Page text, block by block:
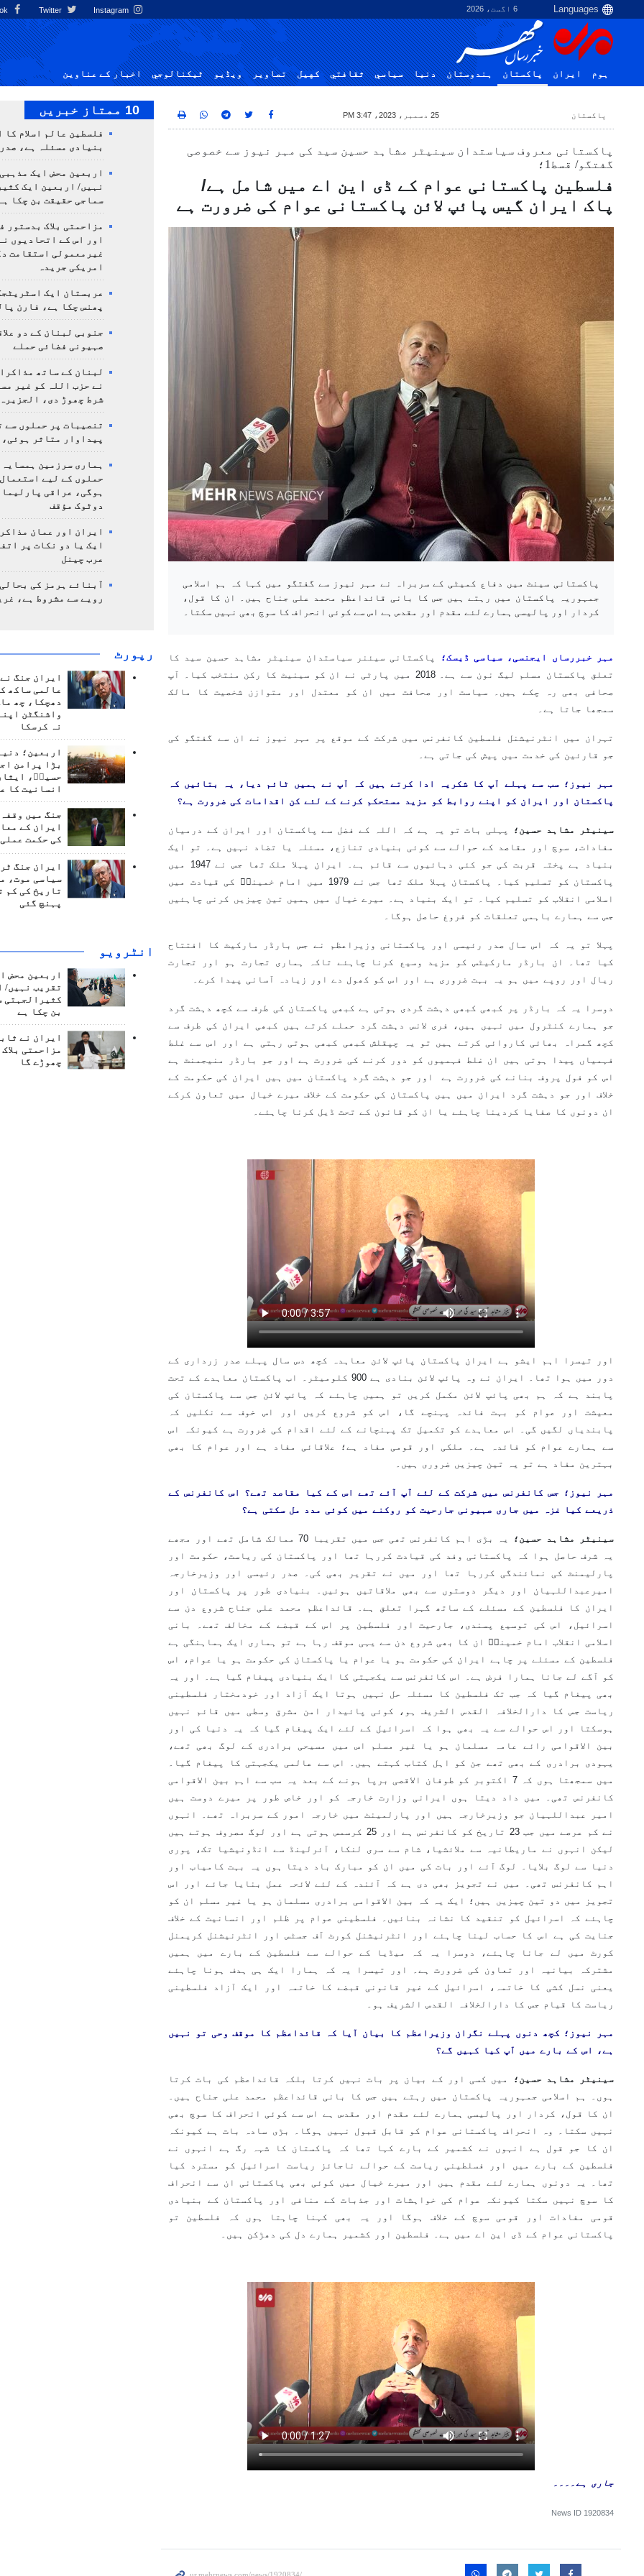
6 اگست، 2026 Instagram
ہوم ایران پاکستان ہندوستان دنیا سياسي ثقافتي کهيل تصاوير ویڈیو ٹيكنالوجي اخبار کے عناوین
پاکستان 25 دسمبر، 2023، 3:47 PM
پاکستانی معروف سیاستدان سینیٹر مشاہد حسین سید کی مہر نیوز سے خصوصی
گفتگو/ قسط1؛
فلسطین پاکستانی عوام کے ڈی این اے میں شامل ہے/
پاک ایران گیس پائپ لائن پاکستانی عوام کی ضرورت ہے
پاکستانی سینٹ میں دفاع کمیٹی کے سربراہ نے مہر نیوز سے گفتگو میں کہا کہ ہم اسلامی
جمہوریہ پاکستان میں رہتے ہیں جس کا بانی قائداعظم محمد علی جناح ہیں۔ ان کا قول،
کردار اور پالیسی ہمارے لئے مقدم اور مقدس ہے اس سے کوئی انحراف کا سوچ بھی نہیں سکتا۔
مہر خبررساں ایجنسی، سیاسی ڈیسک؛
پاکستانی سیئنر سیاستدان سینیٹر مشاہد حسین سید کا
تعلق پاکستان مسلم لیگ نون سے ہے۔ 2018 میں پارٹی نے ان کو سینیٹ کا رکن منتخب کیا۔ آپ
صحافی بھی رہ چکے ہیں۔ سیاست اور صحافت میں ان کو معتدل اور متوازن شخصیت کا مالک
سمجھا جاتا ہے۔
تہران میں انٹرنیشنل فلسطین کانفرنس میں شرکت کے موقع پر مہر نیوز نے ان سے گفتگو کی
جو قارئین کی خدمت میں پیش کی جاتی ہے۔
مہر نیوز؛ سب سے پہلے آپ کا شکریہ ادا کرتے ہیں کہ آپ نے ہمیں ٹائم دیا، یہ بتائیں کہ
پاکستان اور ایران کو اپنے روابط کو مزید مستحکم کرنے کے لئے کن اقدامات کی ضرورت ہے؟
سینیٹر مشاہد حسین؛
پہلی بات تو یہ ہے کہ اللہ کے فضل سے پاکستان اور ایران کے درمیان
مفادات، سوچ اور مقاصد کے حوالے سے کوئی بنیادی تنازع، مسئلہ یا تضاد نہیں ہے۔ تو ایک
بنیاد ہے پختہ قربت کی جو کئی دہائیوں سے قائم ہے۔ ایران پہلا ملک تھا جس نے 1947 میں
پاکستان کو تسلیم کیا۔ پاکستان پہلا ملک تھا جس نے 1979 میں امام خمینیؒ کی قیادت میں
اسلامی انقلاب کو تسلیم کیا۔ تو ایک بنیاد ہے۔ میرے خیال میں ہمیں تین چیزیں کرنی چاہئیں
جس سے ہمارے باہمی تعلقات کو فروغ حاصل ہوگا۔
پہلا تو یہ کہ اس سال صدر رئیسی اور پاکستانی وزیراعظم نے جس بارڈر مارکیٹ کا افتتاح
کیا تھا۔ ان بارڈر مارکیٹس کو مزید وسیع کرنا چاہئے تاکہ ہماری تجارت ہو اور تجارت
ریال اور روپے میں ہو یہ بہت ضروری ہے اور اس کو کھول دے اور زیادہ آسانی پیدا کرے۔
دوسرا یہ کہ بارڈر پر کبھی کبھی دہشت گردی ہوتی ہے کبھی پاکستان کی طرف سے کچھ دہشت گرد
جو ہمارے کنٹرول میں نہیں ہیں، فری لانس دہشت گرد حملے کرتے ہیں کبھی ایران کی طرف سے
کچھ گمراہ بھائی کاروائی کرتے ہیں تو یہ چپقلش کبھی کبھی ہوتی رہتی ہے اور اس سے غلط
فہمیاں پیدا ہوتی ہیں ان غلط فہمیوں کو دور کرنے کی ضرورت ہے اور جو بارڈر منیجمنٹ ہے
اس کو فول پروف بنانے کی ضرورت ہے اور جو دہشت گرد پاکستان میں ہیں ایران کی حکومت کے
خلاف اور جو دہشت گرد ایران میں ہیں پاکستان کی حکومت کے خلاف میرے خیال میں تعاون کرکے
ان دونوں کا صفایا کردینا چاہئے یا ان کو قانون کے تحت ڈیل کرنا چاہئے۔
اور تیسرا اہم ایشو ہے ایران پاکستان پائپ لائن معاہدہ کچھ دس سال پہلے صدر زرداری کے
دور میں ہوا تھا۔ ایران نے وہ پائپ لائن بنادی ہے 900 کلومیٹر۔ اب پاکستان معاہدے کے تحت
پابند ہے کہ ہم بھی پائپ لائن مکمل کریں تو ہمیں چاہئے کہ پائپ لائن جس سے پاکستان کی
معیشت اور عوام کو بہت فائدہ پہنچے گا، اس کو شروع کریں اور اس خوف سے نکلیں کہ
پابندیاں لگیں گی۔ اس معاہدے کو تکمیل تک پہنچانے کے لئے اقدام کی ضرورت ہے کیونکہ اس
سے ہمارے عوام کو فائدہ ہے۔ ملکی اور قومی مفاد ہے؛ علاقائی مفاد ہے اور عوام کا بھی
بہترین مفاد ہے تو یہ تین چیزیں ضروری ہیں۔
مہر نیوز؛ جس کانفرنس میں شرکت کے لئے آپ آئے تھے اس کے کیا مقاصد تھے؟ اس کانفرنس کے
ذریعے کیا غزہ میں جاری صہیونی جارحیت کو روکنے میں کوئی مدد مل سکتی ہے؟
سینیٹر مشاہد حسین؛
یہ بڑی اہم کانفرنس تھی جس میں تقریبا 70 ممالک شامل تھے اور مجھے
یہ شرف حاصل ہوا کہ پاکستانی وفد کی قیادت کررہا تھا اور پاکستان کی ریاست، حکومت اور
پارلیمنٹ کی نمائندگی کررہا تھا اور میں نے تقریر بھی کی۔ صدر رئیسی اور وزیرخارجہ
امیرعبداللہیان اور دیگر دوستوں سے بھی ملاقاتیں ہوئیں۔ بنیادی طور پر پاکستان اور
ایران کا فلسطین کے مسئلے کے ساتھ گہرا تعلق ہے۔ قائداعظم محمد علی جناح شروع دن سے
اسرائیل، اس کی توسیع پسندی، جارحیت اور فلسطین پر اس کے قبضے کے مخالف تھے۔ بانی
اسلامی انقلاب امام خمینیؒ ان کا بھی شروع دن سے یہی موقف رہا ہے تو ہماری ایک ہماہنگی ہے
فلسطین کے مسئلے پر چاہے ایران کی حکومت ہو یا عوام یا پاکستان کی حکومت ہو یا عوام، اس
کو آگے لے جانا ہمارا فرض ہے۔ اس کانفرنس سے یکجہتی کا ایک بنیادی پیغام گیا ہے۔ اور یہ
بھی پیغام گیا کہ جب تک فلسطین کا مسئلہ حل نہیں ہوتا ایک آزاد اور خودمختار فلسطینی
ریاست جس کا دارالخلافہ القدس الشریف ہو، کوئی پائیدار امن مشرق وسطی میں قائم نہیں
ہوسکتا اور اس حوالے سے یہ بھی ہوا کہ اسرائیل کے لئے ایک پیغام گیا کہ یہ دنیا کی اور
بین الاقوامی رائے عامہ مسلمان ہو یا غیر مسلم اس میں مسیحی برادری کے لوگ بھی تھے،
یہودی برادری کے بھی تھے جن کو اہل کتاب کہتے ہیں۔ اس سے عالمی یکجہتی کا پیغام گیا۔
میں سمجھتا ہوں کہ 7 اکتوبر کو طوفان الاقصی برپا ہونے کے بعد یہ سب سے اہم بین الاقوامی
کانفرنس تھی۔ میں داد دیتا ہوں ایرانی وزارت خارجہ کو اور خاص طور پر میرے دوست ہیں
امیر عبداللہیان جو وزیرخارجہ ہیں اور پارلمینٹ میں خارجہ امور کے سربراہ تھے۔ انہوں
نے کم عرصے میں جب 23 تاریخ کو کانفرنس ہے اور 25 کرسمس ہوتی ہے اور لوگ مصروف ہوتے ہیں
لیکن انہوں نے ماریطانیہ سے ملائشیا، شام سے سری لنکا، آئرلینڈ سے انڈونیشیا تک، پوری
دنیا سے لوگ بلایا۔ لوگ آئے اور بات کی میں ان کو مبارک باد دیتا ہوں یہ بہت کامیاب اور
اہم کانفرنس تھی۔ میں نے تجویز بھی دی ہے کہ آئندہ کے لئے لائحہ عمل بنایا جائے اور اس
تجویز میں دو تین چیزیں ہیں؛ ایک یہ کہ بین الاقوامی برادری مسلمان ہو یا غیر مسلم ان کو
چاہئے کہ اسرائیل کو تنقید کا نشانہ بنائیں۔ فلسطینی عوام پر ظلم اور انسانیت کے خلاف
جنایت کی ہے اس کا حساب لینا چاہئے اور انٹرنیشنل کورٹ آف جسٹس اور انٹرنیشنل کریمنل
کورٹ میں لے جانا چاہئے، دوسرا یہ کہ میڈیا کے حوالے سے فلسطین کے بارے میں ہمیں
مشترکہ بیانیہ اور تعاون کی ضرورت ہے۔ اور تیسرا یہ کہ ہمارا ایک ہی ہدف ہونا چاہئے
یعنی نسل کشی کا خاتمہ، اسرائیل کے غیر قانونی قبضے کا خاتمہ اور ایک آزاد فلسطینی
ریاست کا قیام جس کا دارالخلافہ القدس الشریف ہو۔
مہر نیوز؛ کچھ دنوں پہلے نگران وزیراعظم کا بیان آیا کہ قائداعظم کا موقف وحی تو نہیں
ہے، اس کے بارے میں آپ کیا کہیں گے؟
سینیٹر مشاہد حسین؛
میں کسی اور کے بیان پر بات نہیں کرتا بلکہ قائداعظم کی بات کرتا
ہوں۔ ہم اسلامی جمہوریہ پاکستان میں رہتے ہیں جس کا بانی قائداعظم محمد علی جناح ہیں۔
ان کا قول، کردار اور پالیسی ہمارے لئے مقدم اور مقدس ہے اس سے کوئی انحراف کا سوچ بھی
نہیں سکتا۔ وہ انحراف پاکستانی عوام کو قابل قبول نہیں ہوگا۔ بڑی سادہ بات ہے کیونکہ
ان کا جو قول ہے انہوں نے کشمیر کے بارے کہا تھا کہ پاکستان کا شہہ رگ ہے انہوں نے
فلسطین کے بارے میں اور فسلطینی ریاست کے حوالے ناجائز ریاست اسرائیل کو مسترد کیا
تھا۔ یہ دونوں ہمارے لئے مقدم ہیں اور میرے خیال میں کوئی بھی پاکستانی ان سے انحراف
کا سوچ نہیں سکتا کیونکہ عوام کی خواہشات اور جذبات کے منافی اور پاکستان کے بنیادی
قومی مفادات اور قومی سوچ کے خلاف ہوگا اور یہ بھی کہنا چاہتا ہوں کہ فلسطین تو
پاکستانی عوام کے ڈی این اے میں ہے۔ فلسطین اور کشمیر ہمارے دل کی دھڑکن ہیں۔
جاری ہے۔۔۔۔
News ID 1920834
10 ممتاز خبریں
فلسطین عالم اسلام کا
بنیادی مسئلہ ہے،
اربعین محض ایک
نہیں/ اربعین ایک
سماجی حقیقت بن چکا
مزاحمتی بلاک بدستور
اور اس کے اتحادیوں
غیرمعمولی استقامت
امریکی جریدہ
عربستان ایک
پھنس چکا ہے، فارن
جنوبی لبنان کے دو
صہیونی فضائی حملے
لبنان کے ساتھ
نے حزب اللہ کو غیر
شرط چھوڑ دی، الجزیرہ
تنصیبات پر حملوں سے
پیداوار متاثر ہوئی،
ہماری سرزمین ہمسایہ
حملوں کے لیے
ہوگی، عراقی
دوٹوک مؤقف
ایران اور عمان
ایک یا دو نکات پر
عرب چینل
آبنائے ہرمز کی
رویے سے مشروط ہے،
رپورٹ
ایران جنگ
عالمی ساکھ
دھچکا، چھ
واشنگٹن
نہ کرسکا
اربعین؛
بڑا پرامن
حسینؑ،
انسانیت کا
جنگ میں
ایران کے
کی حکمت
ایران جنگ
سیاسی موت،
تاریخ کی کم
پہنچ گئی
انٹرويو
اربعین محض
تقریب نہیں/
کثیرالجہتی
بن چکا ہے
ایران نے
مزاحمتی
چھوڑے گا